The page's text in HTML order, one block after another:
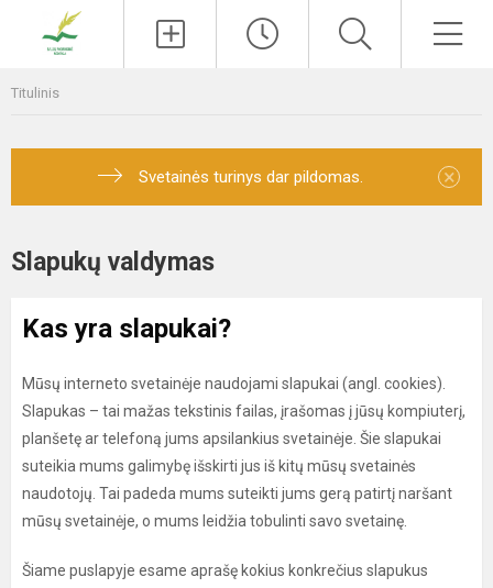
Titulinis
Svetainės turinys dar pildomas. ×
Slapukų valdymas
Kas yra slapukai?
Mūsų interneto svetainėje naudojami slapukai (angl. cookies).
Slapukas – tai mažas tekstinis failas, įrašomas į jūsų kompiuterį,
planšetę ar telefoną jums apsilankius svetainėje. Šie slapukai
suteikia mums galimybę išskirti jus iš kitų mūsų svetainės
naudotojų. Tai padeda mums suteikti jums gerą patirtį naršant
mūsų svetainėje, o mums leidžia tobulinti savo svetainę.
Šiame puslapyje esame aprašę kokius konkrečius slapukus